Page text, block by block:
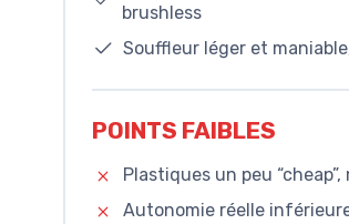
brushless
Souffleur léger et
POINTS FAIBLES
Plastiques un peu
Autonomie réelle